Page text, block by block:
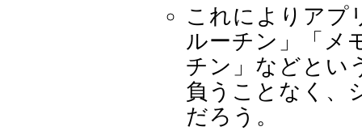
これによりアプ
ルーチン」「メ
チン」などとい
負うことなく、
だろう。